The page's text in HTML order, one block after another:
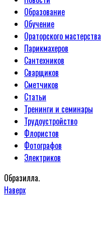
Образование
Обучение
Ораторского мастерства
Парикмахеров
Сантехников
Сварщиков
Сметчиков
Статьи
Тренинги и семинары
Трудоустройство
Флористов
Фотографов
Электриков
Образилла.
Наверх